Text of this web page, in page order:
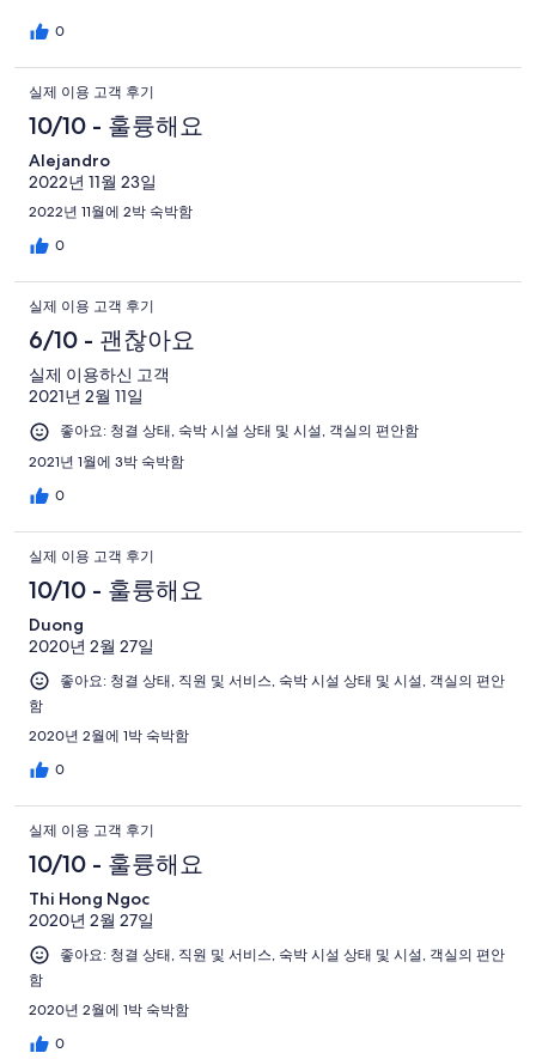
0
실제 이용 고객 후기
10/10 - 훌륭해요
Alejandro
2022년 11월 23일
2022년 11월에 2박 숙박함
0
실제 이용 고객 후기
6/10 - 괜찮아요
실제 이용하신 고객
2021년 2월 11일
좋아요: 청결 상태, 숙박 시설 상태 및 시설, 객실의 편안함
2021년 1월에 3박 숙박함
0
실제 이용 고객 후기
10/10 - 훌륭해요
Duong
2020년 2월 27일
좋아요: 청결 상태, 직원 및 서비스, 숙박 시설 상태 및 시설, 객실의 편안
함
2020년 2월에 1박 숙박함
0
실제 이용 고객 후기
10/10 - 훌륭해요
Thi Hong Ngoc
2020년 2월 27일
좋아요: 청결 상태, 직원 및 서비스, 숙박 시설 상태 및 시설, 객실의 편안
함
2020년 2월에 1박 숙박함
0